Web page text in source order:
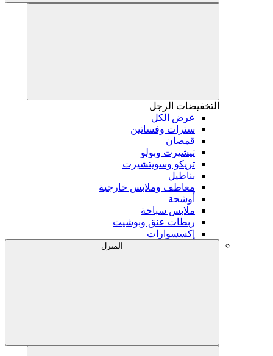
التخفيضات الرجل
عرض الكل
سترات وفساتين
قمصان
تيشيرت وبولو
تريكو وسويتشيرت
بناطيل
معاطف وملابس خارجية
أوشحة
ملابس سباحة
ربطات عنق وبوشيت
إكسسوارات
المنزل